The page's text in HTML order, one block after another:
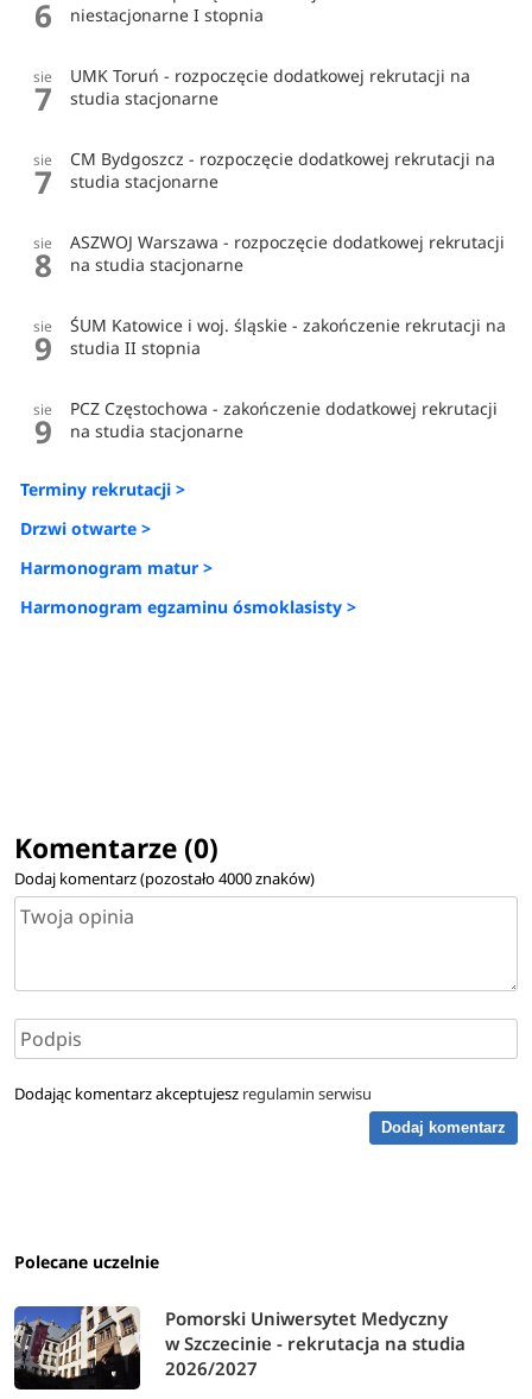
6
niestacjonarne I stopnia
sie
7
UMK Toruń - rozpoczęcie dodatkowej rekrutacji na
studia stacjonarne
sie
7
CM Bydgoszcz - rozpoczęcie dodatkowej rekrutacji na
studia stacjonarne
sie
8
ASZWOJ Warszawa - rozpoczęcie dodatkowej rekrutacji
na studia stacjonarne
sie
9
ŚUM Katowice i woj. śląskie - zakończenie rekrutacji na
studia II stopnia
sie
9
PCZ Częstochowa - zakończenie dodatkowej rekrutacji
na studia stacjonarne
Terminy rekrutacji >
Drzwi otwarte >
Harmonogram matur >
Harmonogram egzaminu ósmoklasisty >
Komentarze (0)
Dodaj komentarz (pozostało4000znaków)
Dodając komentarz akceptujesz regulamin serwisu
Dodaj komentarz
Polecane uczelnie
Pomorski Uniwersytet Medyczny
w Szczecinie - rekrutacja na studia
2026/2027